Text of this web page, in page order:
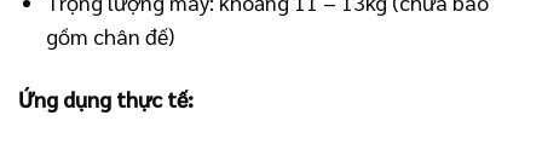
gồm chân đế)
Ứng dụng thực tế: